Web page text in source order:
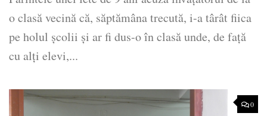
o clasă vecină că, săptămâna trecută, i-a târât fiica
pe holul şcolii şi ar fi dus-o în clasă unde, de faţă
cu alţi elevi,...
0